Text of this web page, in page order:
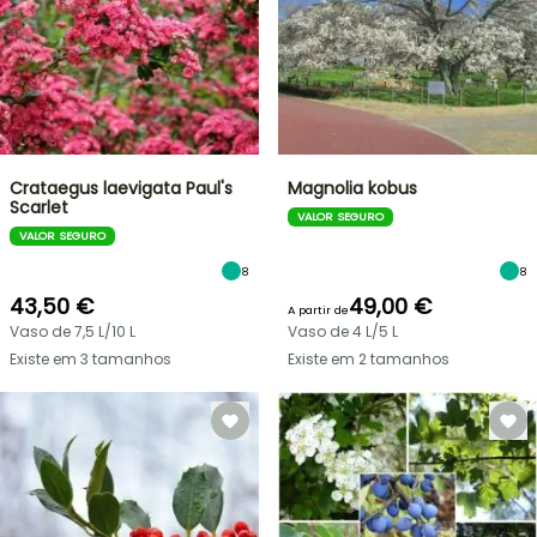
Crataegus laevigata Paul's
Scarlet
VALOR SEGURO
8
43,50 €
Vaso de 7,5 L/10 L
Existe em 3 tamanhos
Magnolia kobus
VALOR SEGURO
8
A partir de49,00 €
Vaso de 4 L/5 L
Existe em 2 tamanhos